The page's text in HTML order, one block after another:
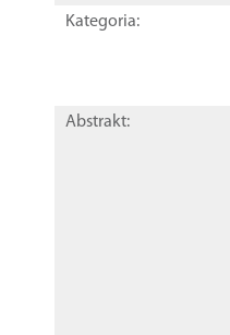
Kategoria:
Abstrakt: